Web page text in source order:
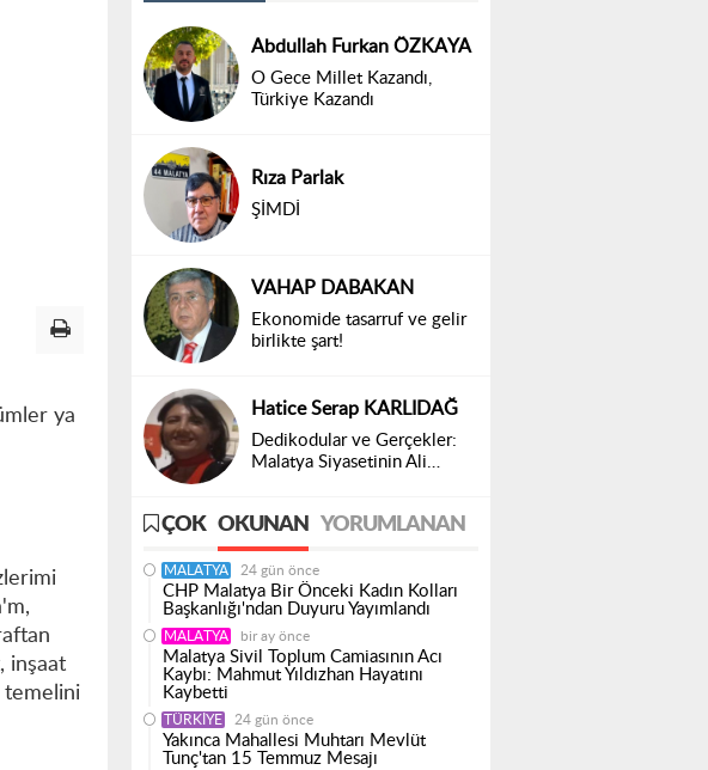
ya
inşaat
temelini
Abdullah Furkan ÖZKAYA
O Gece Millet Kazandı,
Türkiye Kazandı
Rıza Parlak
ŞİMDİ
VAHAP DABAKAN
Ekonomide tasarruf ve gelir
birlikte şart!
Hatice Serap KARLIDAĞ
Dedikodular ve Gerçekler:
Malatya Siyasetinin Ali
ÇOK OKUNAN YORUMLANAN
MALATYA 24 gün önce
CHP Malatya Bir Önceki Kadın Kolları
Başkanlığı'ndan Duyuru Yayımlandı
MALATYA bir ay önce
Malatya Sivil Toplum Camiasının Acı
Kaybı: Mahmut Yıldızhan Hayatını
Kaybetti
TÜRKIYE 24 gün önce
Yakınca Mahallesi Muhtarı Mevlüt
Tunç'tan 15 Temmuz Mesajı